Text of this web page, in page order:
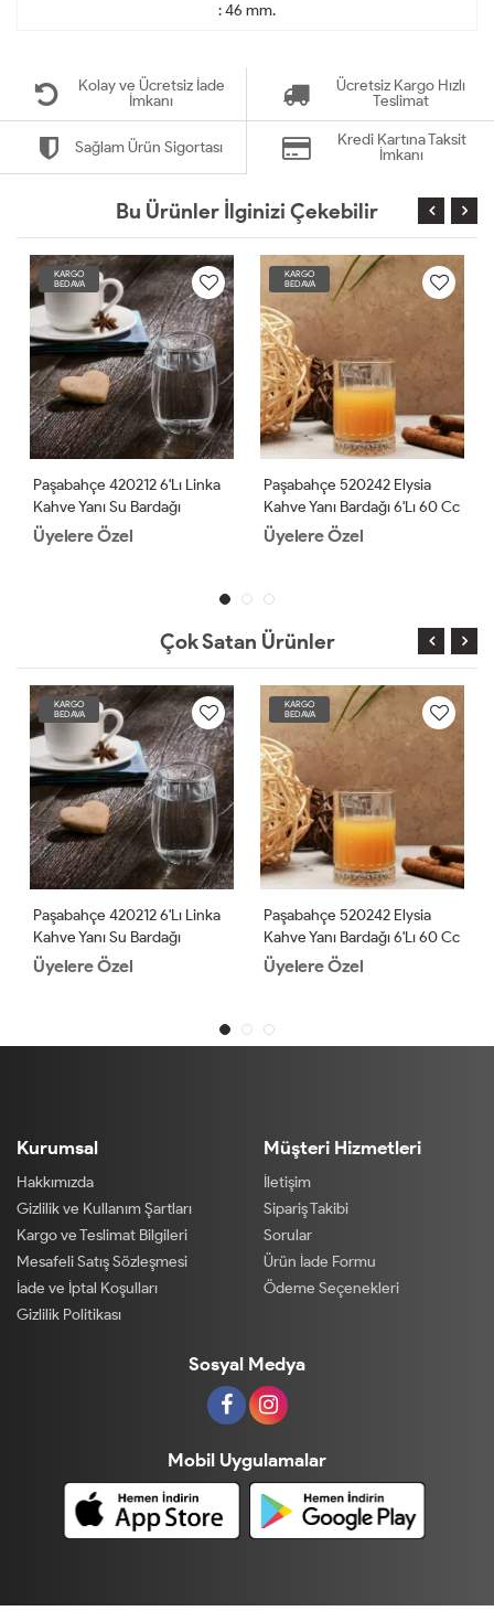
: 46 mm.
Kolay ve Ücretsiz İade
İmkanı
Ücretsiz Kargo Hızlı
Teslimat
Sağlam Ürün Sigortası
Kredi Kartına Taksit
İmkanı
Bu Ürünler İlginizi Çekebilir
KARGO
BEDAVA
Paşabahçe 420212 6'lı Linka
Kahve Yanı Su Bardağı
Üyelere Özel
KARGO
BEDAVA
Paşabahçe 520242 Elysia
Kahve Yanı Bardağı 6'lı 60 Cc
Üyelere Özel
Çok Satan Ürünler
KARGO
BEDAVA
Paşabahçe 420212 6'lı Linka
Kahve Yanı Su Bardağı
Üyelere Özel
KARGO
BEDAVA
Paşabahçe 520242 Elysia
Kahve Yanı Bardağı 6'lı 60 Cc
Üyelere Özel
Kurumsal
Hakkımızda
Gizlilik ve Kullanım Şartları
Kargo ve Teslimat Bilgileri
Mesafeli Satış Sözleşmesi
İade ve İptal Koşulları
Gizlilik Politikası
Müşteri Hizmetleri
İletişim
Sipariş Takibi
Sorular
Ürün İade Formu
Ödeme Seçenekleri
Sosyal Medya
Mobil Uygulamalar